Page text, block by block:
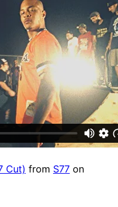
Cut) from S77 on